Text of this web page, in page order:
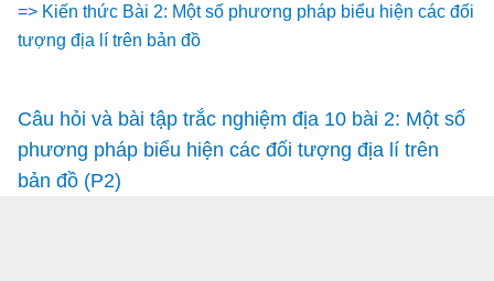
=> Kiến thức Bài 2: Một số phương pháp biểu hiện các đối
tượng địa lí trên bản đồ
Câu hỏi và bài tập trắc nghiệm địa 10 bài 2: Một số
phương pháp biểu hiện các đối tượng địa lí trên
bản đồ (P2)